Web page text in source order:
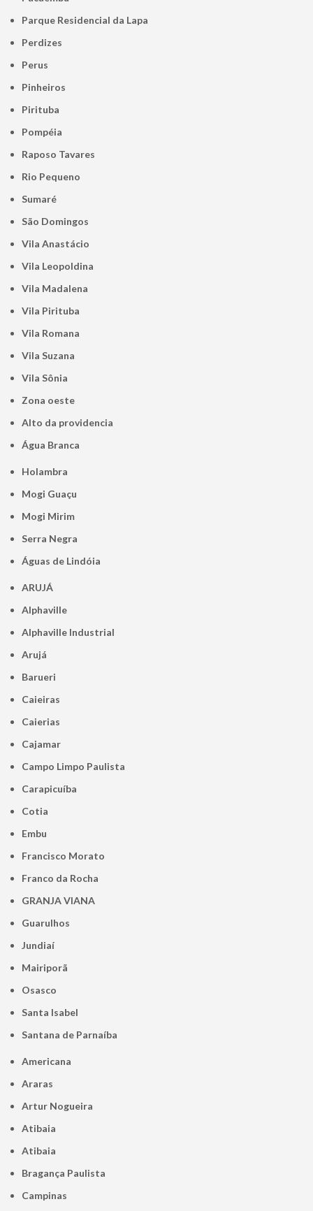
Parque Residencial da Lapa
Perdizes
Perus
Pinheiros
Pirituba
Pompéia
Raposo Tavares
Rio Pequeno
Sumaré
São Domingos
Vila Anastácio
Vila Leopoldina
Vila Madalena
Vila Pirituba
Vila Romana
Vila Suzana
Vila Sônia
Zona oeste
alto da providencia
Água Branca
Holambra
Mogi Guaçu
Mogi Mirim
Serra Negra
Águas de Lindóia
ARUJÁ
Alphaville
Alphaville Industrial
Arujá
Barueri
Caieiras
Caierias
Cajamar
Campo Limpo Paulista
Carapicuíba
Cotia
Embu
Francisco Morato
Franco da Rocha
GRANJA VIANA
Guarulhos
Jundiaí
Mairiporã
Osasco
Santa Isabel
Santana de Parnaíba
Americana
Araras
Artur Nogueira
Atibaia
Atibaia
Bragança Paulista
Campinas